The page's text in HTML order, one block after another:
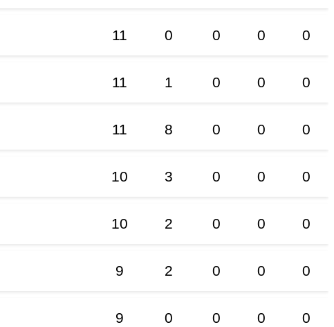
11 0 0 0 0
11 1 0 0 0
11 8 0 0 0
10 3 0 0 0
10 2 0 0 0
9 2 0 0 0
9 0 0 0 0